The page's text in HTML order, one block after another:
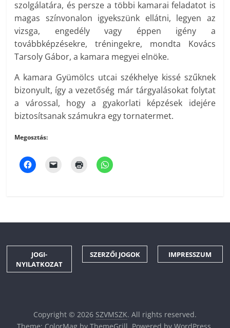
szolgálatára, és persze a többi kamarai feladatot is
magas színvonalon igyekszünk ellátni, legyen az
vizsga, engedély vagy éppen igény a
továbbképzésekre, tréningekre, mondta Kovács
Tarsoly Gábor, a kamara megyei elnöke.
A kamara Gyümölcs utcai székhelye kissé szűknek
bizonyult, így a vezetőség már tárgyalásokat folytat
a várossal, hogy a gyakorlati képzések idejére
biztosítsanak számukra egy tornatermet.
Megosztás:
JOGI-
NYILATKOZAT
SZERZŐI JOGOK IMPRESSZUM
Copyright © 2026 SZVMSZK. All rights reserved.